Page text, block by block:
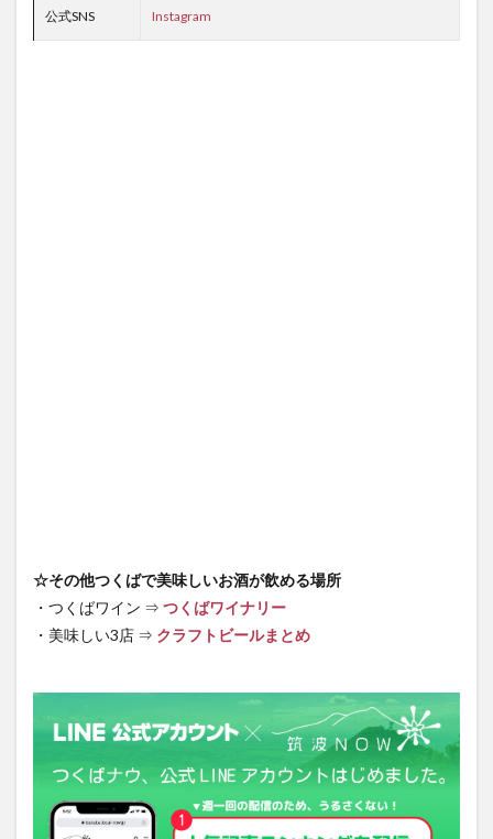
公式SNS Instagram
☆その他つくばで美味しいお酒が飲める場所
・つくばワイン ⇒ つくばワイナリー
・美味しい3店 ⇒ クラフトビールまとめ